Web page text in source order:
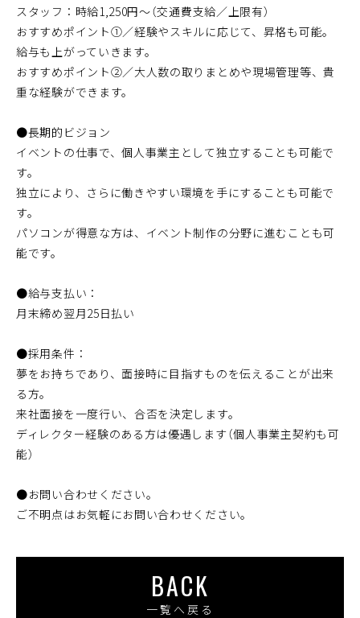
スタッフ：時給1,250円〜（交通費支給／上限有）
おすすめポイント①／経験やスキルに応じて、昇格も可能。
給与も上がっていきます。
おすすめポイント②／大人数の取りまとめや現場管理等、貴
重な経験ができます。
●長期的ビジョン
イベントの仕事で、個人事業主として独立することも可能で
す。
独立により、さらに働きやすい環境を手にすることも可能で
す。
パソコンが得意な方は、イベント制作の分野に進むことも可
能です。
●給与支払い：
月末締め翌月25日払い
●採用条件：
夢をお持ちであり、面接時に目指すものを伝えることが出来
る方。
来社面接を一度行い、合否を決定します。
ディレクター経験のある方は優遇します（個人事業主契約も可
能）
●お問い合わせください。
ご不明点はお気軽にお問い合わせください。
BACK
一覧へ戻る